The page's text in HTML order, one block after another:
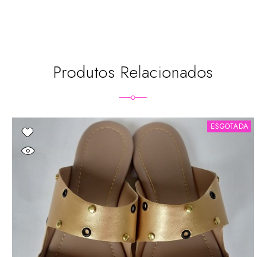
Produtos Relacionados
ESGOTADA